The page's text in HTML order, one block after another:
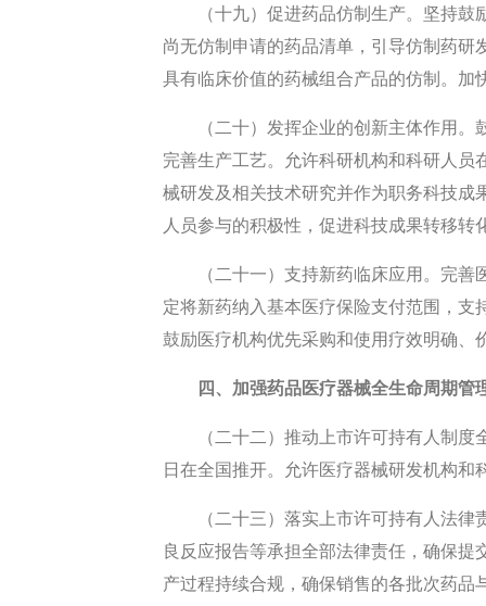
（十九）促进药品仿制生产。坚持
尚无仿制申请的药品清单，引导仿制药
具有临床价值的药械组合产品的仿制。加
（二十）发挥企业的创新主体作用
完善生产工艺。允许科研机构和科研人
械研发及相关技术研究并作为职务科技成
人员参与的积极性，促进科技成果转移转
（二十一）支持新药临床应用。完
定将新药纳入基本医疗保险支付范围，
鼓励医疗机构优先采购和使用疗效明确、
四、加强药品医疗器械全生命周期管
（二十二）推动上市许可持有人制
日在全国推开。允许医疗器械研发机构和
（二十三）落实上市许可持有人法
良反应报告等承担全部法律责任，确保
产过程持续合规，确保销售的各批次药